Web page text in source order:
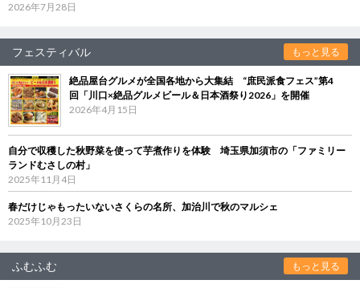
2026年7月28日
フェスティバル もっと見る
絶品屋台グルメが全国各地から大集結 “庶民派食フェス”第4
回「川口×絶品グルメビール＆日本酒祭り2026」を開催
2026年4月15日
自分で収穫した秋野菜を使って芋煮作りを体験 埼玉県加須市の「ファミリー
ランドむさしの村」
2025年11月4日
春だけじゃもったいないさくらの名所、加治川で秋のマルシェ
2025年10月23日
ふむふむ もっと見る